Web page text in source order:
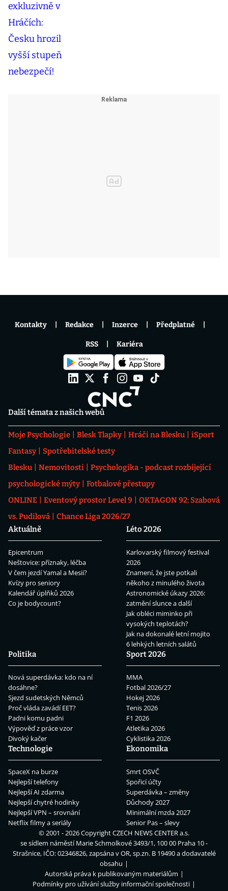
Další témata z našich webů
Moje Psychologie Blesk Tlapky Hráči na Blesku
iSport
Fantasy
Spotřebitelské testy
Blesku
Nemovitosti
Psychologika - podcast rozbíjející
psychologické mýty
Fotbalové přestupy
ONLINE
Eventový prostor Level 9
OKTAGON 92: Szabová
vs. Pudilová
Chance Liga 2026/27
Aktuálně
Epicentrum
Neštovice: příznaky, léčba
V čem jezdí Yamal a Mesii?
Kvízy pro seniory
Kalendář úplňků 2026
Co je bodycount?
Léto 2026
Karlovarský filmový festival
2026
Znamení, že jste potkali
někoho z minulého života
Astronomické úkazy 2026:
zatmění slunce a další
Jak obléci miminko při
vysokých teplotách?
Jak na dokonalé letní mojito
6 lehkých letních salátů
Politika
Nová superdávka: kdo na ní
dosáhne?
Sjezd sudetských Němců
Proč vláda zavádí EET?
Padni komu padni
Výpověď z práce vzor
Divoký kačer
Sport 2026
MMA
Fotbal 2026/27
Hokej 2026
Tenis 2026
F1 2026
Atletika 2026
Cyklistika 2026
Technologie
SpaceX na burze
Nejlepší telefony
Nejlepší AI zdarma
Nejlepší chytré hodinky
Nejlepší VPN – srovnání
Netflix filmy a seriály
Ekonomika
Smrt OSVČ
Spořicí účty
Superdávka – změny
Důchody 2027
Minimální mzda 2027
Senior Pas – slevy
Kontakty Redakce Inzerce Předplatné
RSS Kariéra
© 2001 - 2026 CopyrightCZECH NEWS CENTER a.s.
se sídlem náměstí Marie Schmolkové 3493/1, 100 00 Praha 10 -
Strašnice, IČO: 02346826, zapsána v OR, sp.zn. B 19490 a dodavatelé
obsahu
Autorská práva k publikovaným materiálům
Podmínky pro užívání služby informační společnosti